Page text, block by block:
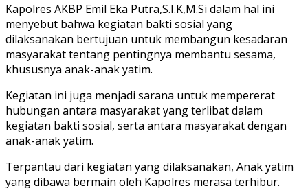
Kapolres AKBP Emil Eka Putra,S.I.K,M.Si dalam hal ini
menyebut bahwa kegiatan bakti sosial yang
dilaksanakan bertujuan untuk membangun kesadaran
masyarakat tentang pentingnya membantu sesama,
khususnya anak-anak yatim.
Kegiatan ini juga menjadi sarana untuk mempererat
hubungan antara masyarakat yang terlibat dalam
kegiatan bakti sosial, serta antara masyarakat dengan
anak-anak yatim.
Terpantau dari kegiatan yang dilaksanakan, Anak yatim
yang dibawa bermain oleh Kapolres merasa terhibur.